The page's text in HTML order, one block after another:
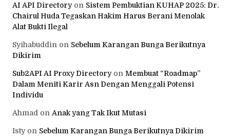
AI API Directoryon Sistem Pembuktian KUHAP 2025: Dr.
Chairul Huda Tegaskan Hakim Harus Berani Menolak
Alat Bukti Ilegal
Syihabuddin on Sebelum Karangan Bunga Berikutnya
Dikirim
Sub2API AI Proxy Directoryon Membuat “Roadmap”
Dalam Meniti Karir Asn Dengan Menggali Potensi
Individu
Ahmad on Anak yang Tak Ikut Mutasi
Istyon Sebelum Karangan Bunga Berikutnya Dikirim